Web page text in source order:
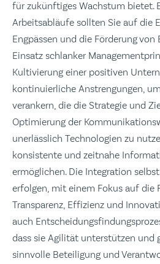
für zukünftiges Wachstum bietet.
Arbeitsabläufe sollten Sie auf die
Engpässen und die Förderung
Einsatz schlanker
Kultivierung einer positiven
kontinuierliche Anstrengungen,
verankern, die die Strategie und
Optimierung der
unerlässlich Technologien zu
konsistente und zeitnahe
ermöglichen. Die Integration
erfolgen, mit einem Fokus auf die
Transparenz, Effizienz und
auch
dass sie Agilität unterstützen und
sinnvolle Beteiligung und